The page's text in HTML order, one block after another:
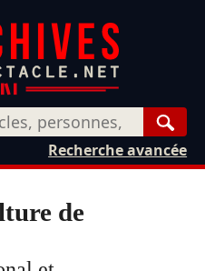
Recherche avancée
de